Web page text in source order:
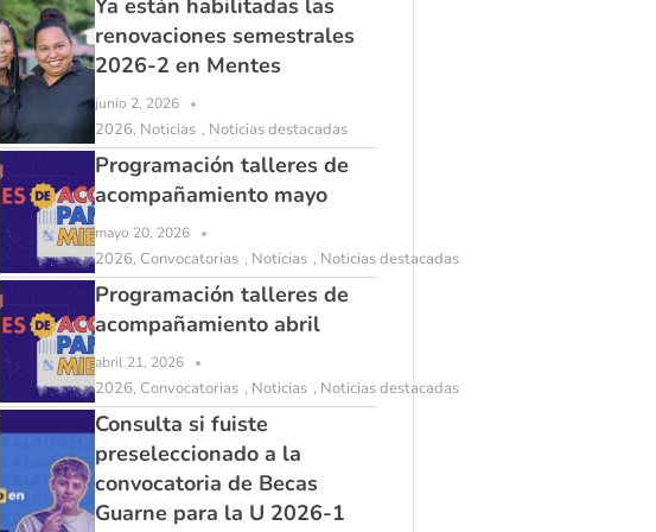
Ya están habilitadas las
renovaciones semestrales
2026-2 en Mentes
junio 2, 2026
2026, Noticias , Noticias destacadas
Programación talleres de
acompañamiento mayo
mayo 20, 2026
2026, Convocatorias , Noticias , Noticias destacadas
Programación talleres de
acompañamiento abril
abril 21, 2026
2026, Convocatorias , Noticias , Noticias destacadas
Consulta si fuiste
preseleccionado a la
convocatoria de Becas
Guarne para la U 2026-1